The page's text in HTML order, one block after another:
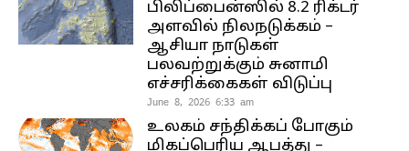
பிலிப்பைன்ஸில் 8.2 ரிக்டர்
அளவில் நிலநடுக்கம் –
ஆசியா நாடுகள்
பலவற்றுக்கும் சுனாமி
எச்சரிக்கைகள் விடுப்பு
June 8, 2026 6:33 am
உலகம் சந்திக்கப் போகும்
மிகப்பெரிய ஆபத்து –